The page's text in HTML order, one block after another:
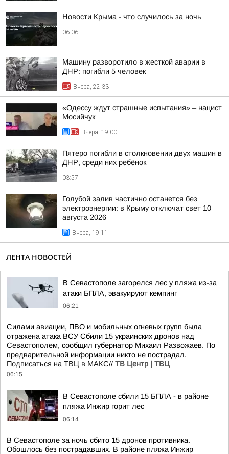
Новости Крыма - что случилось за ночь
06:06
Машину разворотило в жесткой аварии в
ДНР: погибли 5 человек
Вчера, 22:33
«Одессу ждут страшные испытания» – нацист
Мосийчук
Вчера, 19:00
Пятеро погибли в столкновении двух машин в
ДНР, среди них ребёнок
03:57
Голубой залив частично останется без
электроэнергии: в Крыму отключат свет 10
августа 2026
Вчера, 19:11
ЛЕНТА НОВОСТЕЙ
В Севастополе загорелся лес у пляжа из-за
атаки БПЛА, эвакуируют кемпинг
06:21
Силами авиации, ПВО и мобильных огневых групп была
отражена атака ВСУ Сбили 15 украинских дронов над
Севастополем, сообщил губернатор Михаил Развожаев. По
предварительной информации никто не пострадал.
Подписаться на ТВЦ в МАКС// ТВ Центр | ТВЦ
06:15
В Севастополе сбили 15 БПЛА - в районе
пляжа Инжир горит лес
06:14
В Севастополе за ночь сбито 15 дронов противника.
Обошлось без пострадавших. В районе пляжа Инжир